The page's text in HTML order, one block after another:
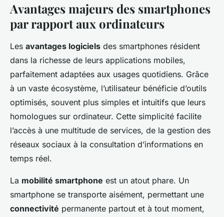
Avantages majeurs des smartphones
par rapport aux ordinateurs
Les avantages logiciels des smartphones résident
dans la richesse de leurs applications mobiles,
parfaitement adaptées aux usages quotidiens. Grâce
à un vaste écosystème, l’utilisateur bénéficie d’outils
optimisés, souvent plus simples et intuitifs que leurs
homologues sur ordinateur. Cette simplicité facilite
l’accès à une multitude de services, de la gestion des
réseaux sociaux à la consultation d’informations en
temps réel.
La mobilité smartphone est un atout phare. Un
smartphone se transporte aisément, permettant une
connectivité permanente partout et à tout moment,